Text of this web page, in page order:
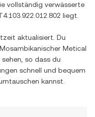
vollständig verwässerte
liegt.
aktualisiert. Du
Mosambikanischer Metical
so dass du
schnell und bequem
kannst.